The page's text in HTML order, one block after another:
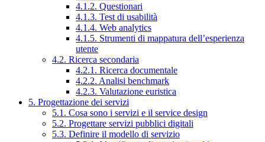
4.1.2. Questionari
4.1.3. Test di usabilità
4.1.4. Web analytics
4.1.5. Strumenti di mappatura dell’esperienza
utente
4.2. Ricerca secondaria
4.2.1. Ricerca documentale
4.2.2. Analisi benchmark
4.2.3. Valutazione euristica
5. Progettazione dei servizi
5.1. Cosa sono i servizi e il service design
5.2. Progettare servizi pubblici digitali
5.3. Definire il modello di servizio